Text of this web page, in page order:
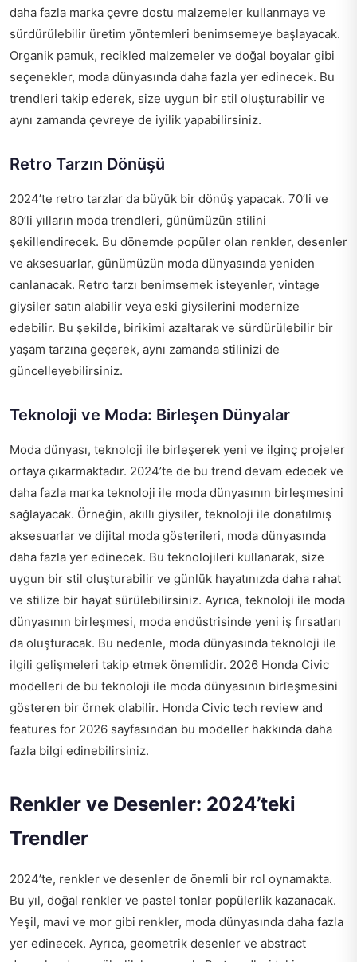
daha fazla marka çevre dostu malzemeler kullanmaya ve
sürdürülebilir üretim yöntemleri benimsemeye başlayacak.
Organik pamuk, recikled malzemeler ve doğal boyalar gibi
seçenekler, moda dünyasında daha fazla yer edinecek. Bu
trendleri takip ederek, size uygun bir stil oluşturabilir ve
aynı zamanda çevreye de iyilik yapabilirsiniz.
Retro Tarzın Dönüşü
2024’te retro tarzlar da büyük bir dönüş yapacak. 70’li ve
80’li yılların moda trendleri, günümüzün stilini
şekillendirecek. Bu dönemde popüler olan renkler, desenler
ve aksesuarlar, günümüzün moda dünyasında yeniden
canlanacak. Retro tarzı benimsemek isteyenler, vintage
giysiler satın alabilir veya eski giysilerini modernize
edebilir. Bu şekilde, birikimi azaltarak ve sürdürülebilir bir
yaşam tarzına geçerek, aynı zamanda stilinizi de
güncelleyebilirsiniz.
Teknoloji ve Moda: Birleşen Dünyalar
Moda dünyası, teknoloji ile birleşerek yeni ve ilginç projeler
ortaya çıkarmaktadır. 2024’te de bu trend devam edecek ve
daha fazla marka teknoloji ile moda dünyasının birleşmesini
sağlayacak. Örneğin, akıllı giysiler, teknoloji ile donatılmış
aksesuarlar ve dijital moda gösterileri, moda dünyasında
daha fazla yer edinecek. Bu teknolojileri kullanarak, size
uygun bir stil oluşturabilir ve günlük hayatınızda daha rahat
ve stilize bir hayat sürülebilirsiniz. Ayrıca, teknoloji ile moda
dünyasının birleşmesi, moda endüstrisinde yeni iş fırsatları
da oluşturacak. Bu nedenle, moda dünyasında teknoloji ile
ilgili gelişmeleri takip etmek önemlidir. 2026 Honda Civic
modelleri de bu teknoloji ile moda dünyasının birleşmesini
gösteren bir örnek olabilir. Honda Civic tech review and
features for 2026 sayfasından bu modeller hakkında daha
fazla bilgi edinebilirsiniz.
Renkler ve Desenler: 2024’teki
Trendler
2024’te, renkler ve desenler de önemli bir rol oynamakta.
Bu yıl, doğal renkler ve pastel tonlar popülerlik kazanacak.
Yeşil, mavi ve mor gibi renkler, moda dünyasında daha fazla
yer edinecek. Ayrıca, geometrik desenler ve abstract